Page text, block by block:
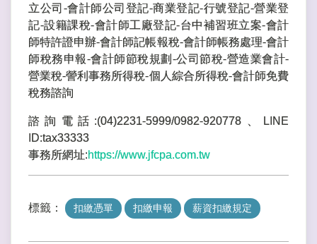
立公司-會計師公司登記-商業登記-行號登記-營業登
記-設籍課稅-會計師工廠登記-台中補習班立案-會計
師特許證申辦-會計師記帳報稅-會計師帳務處理-會計
師稅務申報-會計師節稅規劃-公司節稅-營造業會計-
營業稅-謍利事務所得稅-個人綜合所得稅-會計師免費
稅務諮詢
諮詢電話:(04)2231-5999/0982-920778、LINE
ID:tax33333
事務所網址:https://www.jfcpa.com.tw
標籤： 扣繳憑單 扣繳申報 薪資扣繳規定